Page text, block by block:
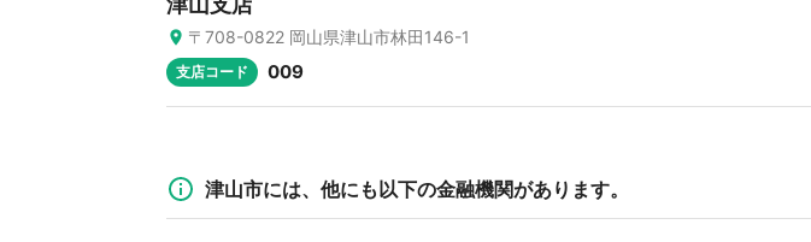
〒708-0822 岡山県津山市林田146-1
支店コード 009
津山市には、他にも以下の金融機関があります。